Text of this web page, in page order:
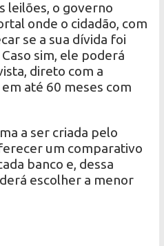
leilões, o governo
onde o cidadão, com
se a sua dívida foi
sim, ele poderá
direto com a
até 60 meses com
a ser criada pelo
um comparativo
banco e, dessa
escolher a menor